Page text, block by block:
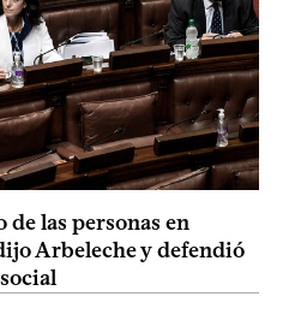
de las personas en
Arbeleche y defendió